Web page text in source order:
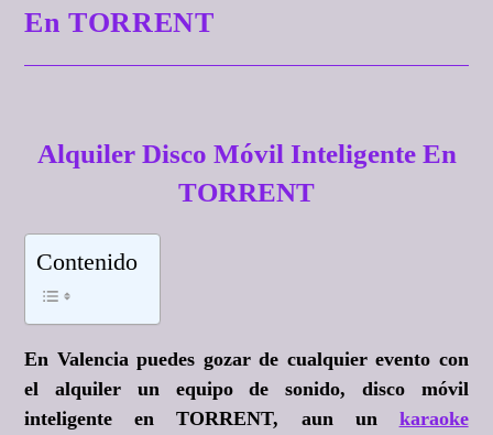
En TORRENT
Alquiler Disco Móvil Inteligente En
TORRENT
Contenido
En Valencia puedes gozar de cualquier evento con
el alquiler un equipo de sonido, disco móvil
inteligente en TORRENT, aun un karaoke